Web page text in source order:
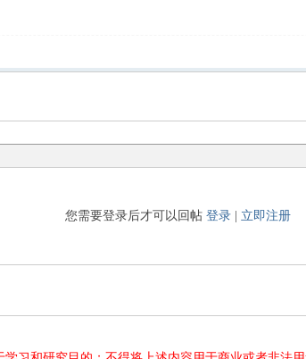
您需要登录后才可以回帖 登录| 立即注册